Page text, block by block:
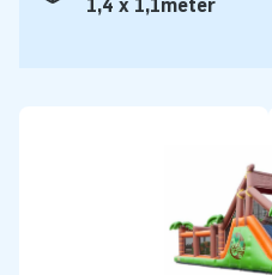
1,4 x 1,1meter